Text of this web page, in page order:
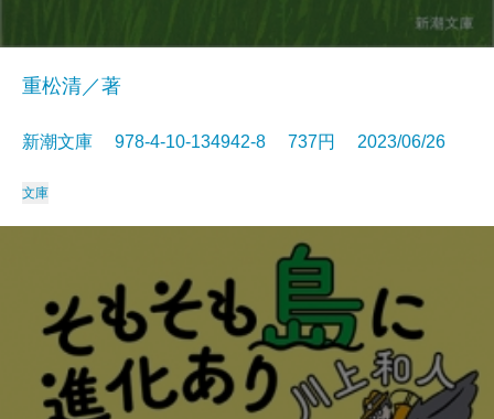
重松清／著
新潮文庫 978-4-10-134942-8 737円 2023/06/26
文庫